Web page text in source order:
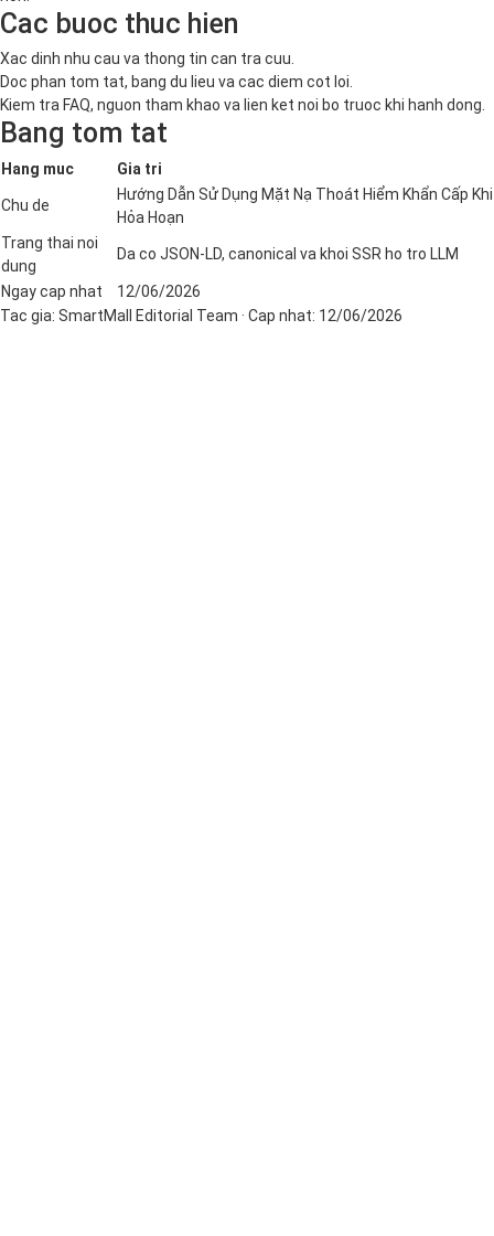
Cac buoc thuc hien
Xac dinh nhu cau va thong tin can tra cuu.
Doc phan tom tat, bang du lieu va cac diem cot loi.
Kiem tra FAQ, nguon tham khao va lien ket noi bo truoc khi hanh dong.
Bang tom tat
Hang muc Gia tri
Chu de
Hướng Dẫn Sử Dụng Mặt Nạ Thoát Hiểm Khẩn Cấp Khi
Hỏa Hoạn
Trang thai noi
dung
Da co JSON-LD, canonical va khoi SSR ho tro LLM
Ngay cap nhat
12/06/2026
Tac gia: SmartMall Editorial Team · Cap nhat: 12/06/2026